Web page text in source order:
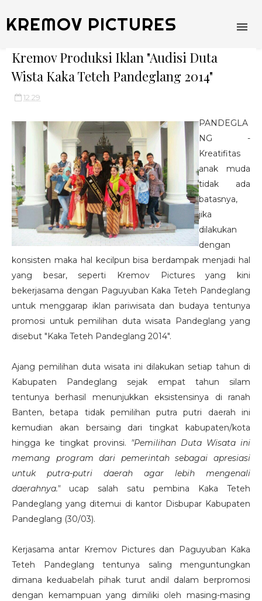
KREMOV PICTURES
Kremov Produksi Iklan "Audisi Duta
Wista Kaka Teteh Pandeglang 2014"
12.29
PANDEGLA
NG -
Kreatifitas
anak muda
tidak ada
batasnya,
jika
dilakukan
dengan
konsisten maka hal kecilpun bisa berdampak menjadi hal
yang besar, seperti Kremov Pictures yang kini
bekerjasama dengan Paguyuban Kaka Teteh Pandeglang
untuk menggarap iklan pariwisata dan budaya tentunya
promosi untuk pemilihan duta wisata Pandeglang yang
disebut "Kaka Teteh Pandeglang 2014".
Ajang pemilihan duta wisata ini dilakukan setiap tahun di
Kabupaten Pandeglang sejak empat tahun silam
tentunya berhasil menunjukkan eksistensinya di ranah
Banten, betapa tidak pemilihan putra putri daerah ini
kemudian akan bersaing dari tingkat kabupaten/kota
hingga ke tingkat provinsi. "Pemilihan Duta Wisata ini
memang program dari pemerintah sebagai apresiasi
untuk putra-putri daerah agar lebih mengenali
daerahnya."ucap salah satu pembina Kaka Teteh
Pandeglang yang ditemui di kantor Disbupar Kabupaten
Pandeglang (30/03).
Kerjasama antar Kremov Pictures dan Paguyuban Kaka
Teteh Pandeglang tentunya saling menguntungkan
dimana keduabelah pihak turut andil dalam berpromosi
dengan kemampuan yang dimiliki oleh masing-masing